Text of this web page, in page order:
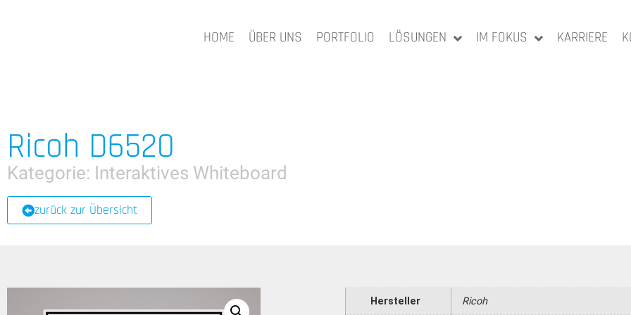
HOME ÜBER UNS PORTFOLIO LÖSUNGEN IM FOKUS KARRIERE
Ricoh D6520
Kategorie: Interaktives Whiteboard
zurück zur Übersicht
Hersteller Ricoh